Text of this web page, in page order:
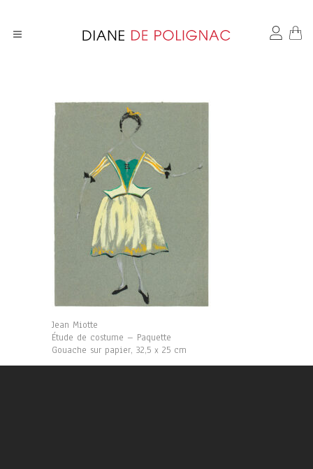
Jean Miotte
Étude de costume – Paquette
Gouache sur papier, 32,5 x 25 cm